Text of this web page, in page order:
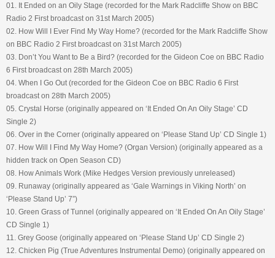
01. It Ended on an Oily Stage (recorded for the Mark Radcliffe Show on BBC
Radio 2 First broadcast on 31st March 2005)
02. How Will I Ever Find My Way Home? (recorded for the Mark Radcliffe Show
on BBC Radio 2 First broadcast on 31st March 2005)
03. Don’t You Want to Be a Bird? (recorded for the Gideon Coe on BBC Radio
6 First broadcast on 28th March 2005)
04. When I Go Out (recorded for the Gideon Coe on BBC Radio 6 First
broadcast on 28th March 2005)
05. Crystal Horse (originally appeared on ‘It Ended On An Oily Stage’ CD
Single 2)
06. Over in the Corner (originally appeared on ‘Please Stand Up’ CD Single 1)
07. How Will I Find My Way Home? (Organ Version) (originally appeared as a
hidden track on Open Season CD)
08. How Animals Work (Mike Hedges Version previously unreleased)
09. Runaway (originally appeared as ‘Gale Warnings in Viking North’ on
‘Please Stand Up’ 7”)
10. Green Grass of Tunnel (originally appeared on ‘It Ended On An Oily Stage’
CD Single 1)
11. Grey Goose (originally appeared on ‘Please Stand Up’ CD Single 2)
12. Chicken Pig (True Adventures Instrumental Demo) (originally appeared on